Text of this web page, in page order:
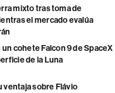
mixto tras toma de
el mercado evalúa
cohete Falcon 9 de SpaceX
de la Luna
ventaja sobre Flávio